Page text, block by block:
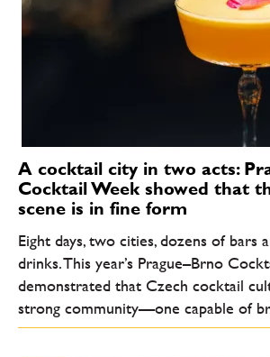
A cocktail city in two acts:
Cocktail Week showed that
scene is in fine form
Eight days, two cities, dozens of bars
drinks. This year’s Prague–Brno
demonstrated that Czech cocktail
strong community—one capable of